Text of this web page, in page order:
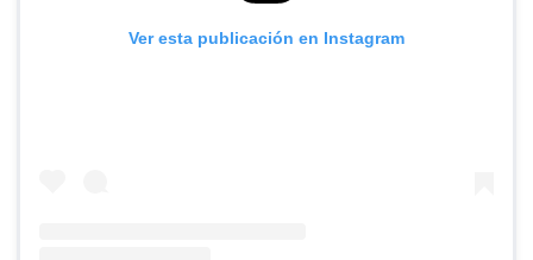
Ver esta publicación en Instagram